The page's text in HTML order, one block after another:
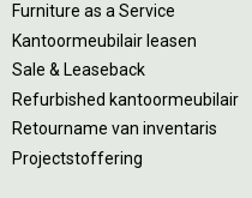
Furniture as a Service
Kantoormeubilair leasen
Sale & Leaseback
Refurbished kantoormeubilair
Retourname van inventaris
Projectstoffering